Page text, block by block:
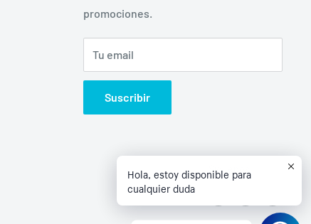
promociones.
Tu email
Suscribir
Síguenos
Hola, estoy disponible para
cualquier duda